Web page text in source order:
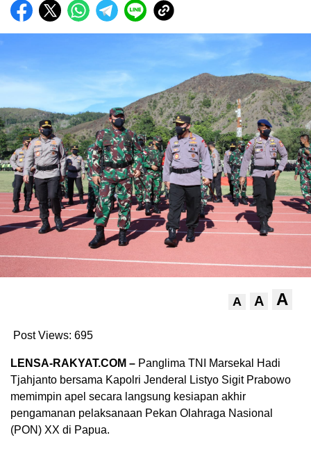
A A A
Post Views: 695
LENSA-RAKYAT.COM – Panglima TNI Marsekal Hadi
Tjahjanto bersama Kapolri Jenderal Listyo Sigit Prabowo
memimpin apel secara langsung kesiapan akhir
pengamanan pelaksanaan Pekan Olahraga Nasional
(PON) XX di Papua.